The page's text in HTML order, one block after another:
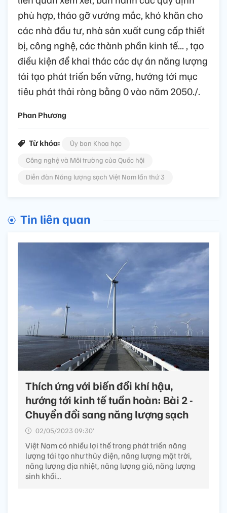
phù hợp, tháo gỡ vướng mắc, khó khăn cho
các nhà đầu tư, nhà sản xuất cung cấp thiết
bị, công nghệ, các thành phần kinh tế... , tạo
điều kiện để khai thác các dự án năng lượng
tái tạo phát triển bền vững, hướng tới mục
tiêu phát thải ròng bằng 0 vào năm 2050./.
Phan Phương
Từ khóa:
Ủy ban Khoa học
Công nghệ và Môi trường của Quốc hội
Diễn đàn Năng lượng sạch Việt Nam lần thứ 3
Tin liên quan
Thích ứng với biến đổi khí hậu,
hướng tới kinh tế tuần hoàn: Bài 2 -
Chuyển đổi sang năng lượng sạch
02/05/2023 09:30’
Việt Nam có nhiều lợi thế trong phát triển năng
lượng tái tạo như thủy điện, năng lượng mặt trời,
năng lượng địa nhiệt, năng lượng gió, năng lượng
sinh khối…